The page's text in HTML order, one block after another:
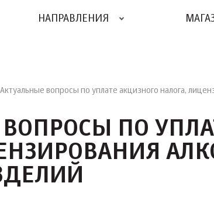
НАПРАВЛЕНИЯ
Актуальные вопросы по уплате акцизного налога,
ПО